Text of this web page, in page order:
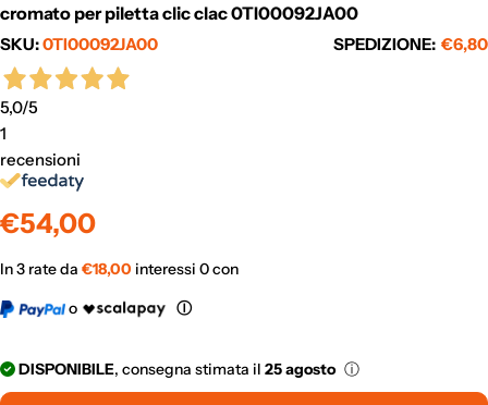
cromato per piletta clic clac 0TI00092JA00
SKU:0TI00092JA00 SPEDIZIONE: €6,80
5,0/5
1
recensioni
Prezzo
€54,00
In 3 rate da €18,00 interessi 0 con
o
Ⓘ
DISPONIBILE, consegna stimata il 25 agosto ⓘ